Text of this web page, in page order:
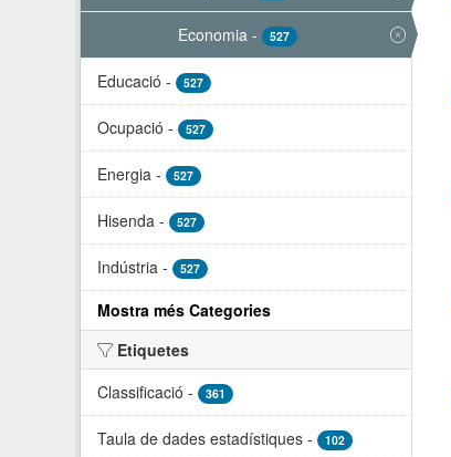
Economia - 527
Educació - 527
Ocupació - 527
Energia - 527
Hisenda - 527
Indústria - 527
Mostra més Categories
Etiquetes
Classificació - 361
Taula de dades estadístiques - 102